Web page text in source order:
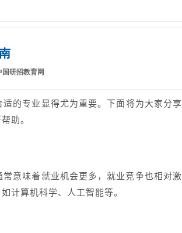
研招教育网
适的专业显得尤为重要。下面将为大家分享
助。
意味着就业机会更多，就业竞争也相对激
计算机科学、人工智能等。